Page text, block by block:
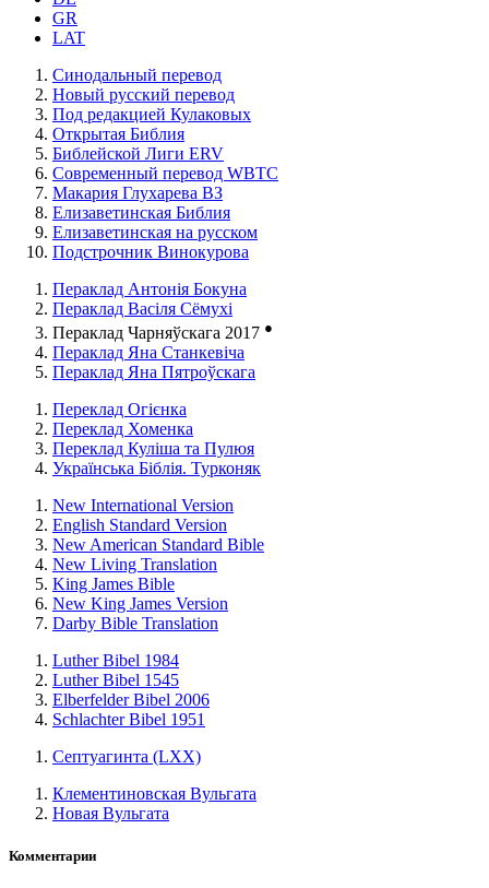
GR
LAT
Синодальный перевод
Новый русский перевод
Под редакцией Кулаковых
Открытая Библия
Библейской Лиги ERV
Cовременный перевод WBTC
Макария Глухарева ВЗ
Елизаветинская Библия
Елизаветинская на русском
Подстрочник Винокурова
Пераклад Антонія Бокуна
Пераклад Васіля Сёмухі
Пераклад Чарняўскага 2017 ●
Пераклад Яна Станкевіча
Пераклад Яна Пятроўскага
Переклад Огієнка
Переклад Хоменка
Переклад Куліша та Пулюя
Українська Біблія. Турконяк
New International Version
English Standard Version
New American Standard Bible
New Living Translation
King James Bible
New King James Version
Darby Bible Translation
Luther Bibel 1984
Luther Bibel 1545
Elberfelder Bibel 2006
Schlachter Bibel 1951
Септуагинта (LXX)
Клементиновская Вульгата
Новая Вульгата
Комментарии